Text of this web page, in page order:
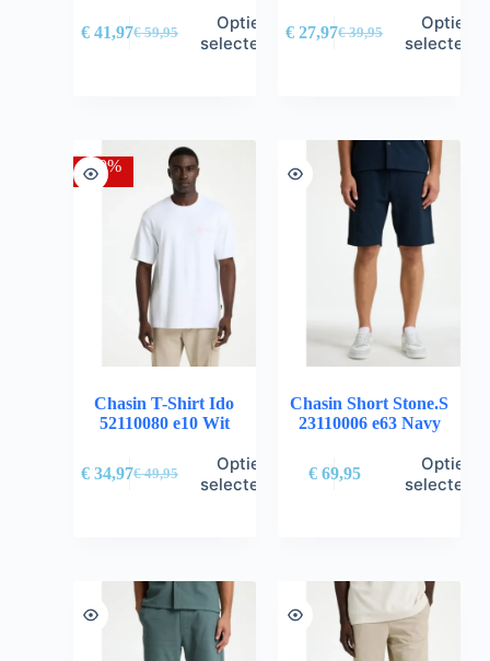
€59,95
€ 41,97
Opties
selecteren
€39,95
€ 27,97
Opties
selecteren
-30%
Chasin T-Shirt Ido
52110080 e10 Wit
€49,95
€ 34,97
Opties
selecteren
Chasin Short Stone.S
23110006 e63 Navy
€69,95
Opties
selecteren